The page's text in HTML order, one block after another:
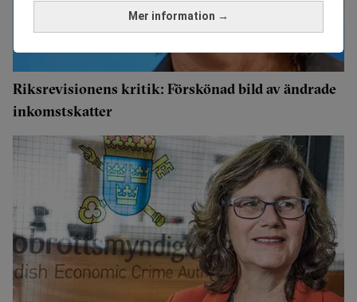
Mer information →
Riksrevisionens kritik: Förskönad bild av ändrade
inkomstskatter